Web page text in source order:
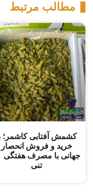
مطالب مرتبط
کشمش آفتابی کاشمر؛
خرید و فروش انحصار
تنی